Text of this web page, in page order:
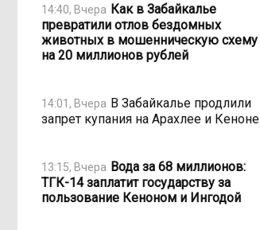
14:40, Вчера Как в Забайкалье
превратили отлов бездомных
животных в мошенническую схему
на 20 миллионов рублей
14:01, Вчера В Забайкалье продлили
запрет купания на Арахлее и Кеноне
13:15, Вчера Вода за 68 миллионов:
ТГК-14 заплатит государству за
пользование Кеноном и Ингодой